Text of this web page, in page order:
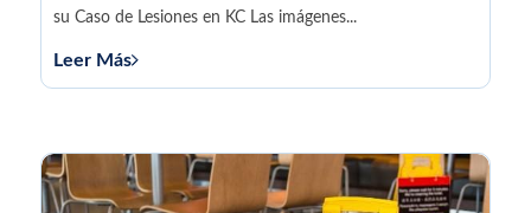
su Caso de Lesiones en KC Las imágenes...
Leer Más